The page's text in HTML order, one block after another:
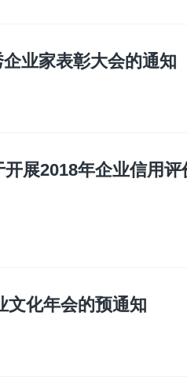
业家表彰大会的通知
展2018年企业信用
文化年会的预通知